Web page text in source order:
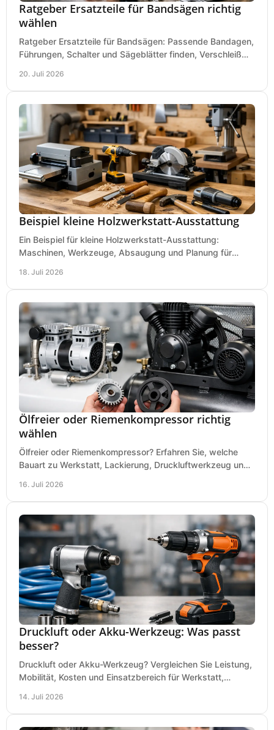
Ratgeber Ersatzteile für Bandsägen richtig
wählen
Ratgeber Ersatzteile für Bandsägen: Passende Bandagen,
Führungen, Schalter und Sägeblätter finden, Verschleiß
20. Juli 2026
Beispiel kleine Holzwerkstatt-Ausstattung
Ein Beispiel für kleine Holzwerkstatt-Ausstattung:
Maschinen, Werkzeuge, Absaugung und Planung für
18. Juli 2026
Ölfreier oder Riemenkompressor richtig
wählen
Ölfreier oder Riemenkompressor? Erfahren Sie, welche
Bauart zu Werkstatt, Lackierung, Druckluftwerkzeug und
16. Juli 2026
Druckluft oder Akku-Werkzeug: Was passt
besser?
Druckluft oder Akku-Werkzeug? Vergleichen Sie Leistung,
Mobilität, Kosten und Einsatzbereich für Werkstatt,
14. Juli 2026